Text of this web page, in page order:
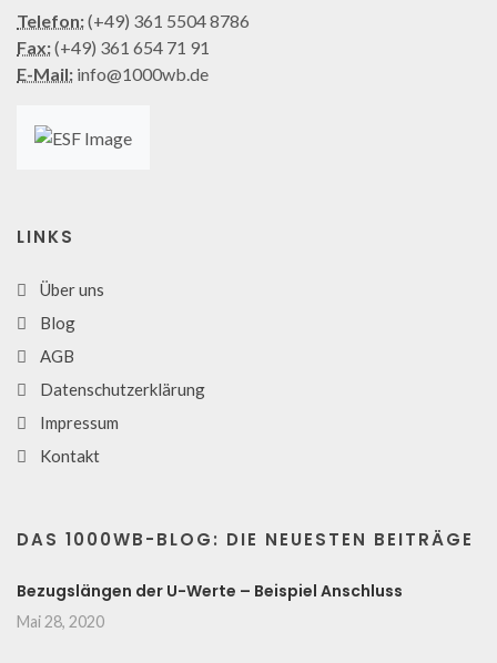
Telefon:(+49) 361 5504 8786
Fax:(+49) 361 654 71 91
E-Mail: info@1000wb.de
LINKS
Über uns
Blog
AGB
Datenschutzerklärung
Impressum
Kontakt
DAS 1000WB-BLOG: DIE NEUESTEN BEITRÄGE
Bezugslängen der U-Werte – Beispiel Anschluss
Mai 28, 2020